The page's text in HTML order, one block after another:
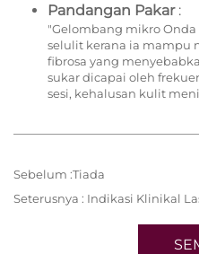
Pandangan Pakar :
"Gelombang mikro
selulit kerana ia mampu
fibrosa yang
sukar dicapai oleh
sesi, kehalusan kulit
Sebelum :Tiada
Seterusnya : Indikasi Klinikal